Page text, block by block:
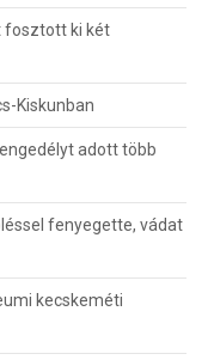
fosztott ki két
Kiskunban
adott több
fenyegette, vádat
kecskeméti